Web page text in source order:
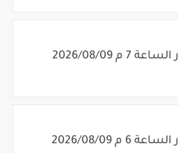
7 م 2026/08/09
6 م 2026/08/09